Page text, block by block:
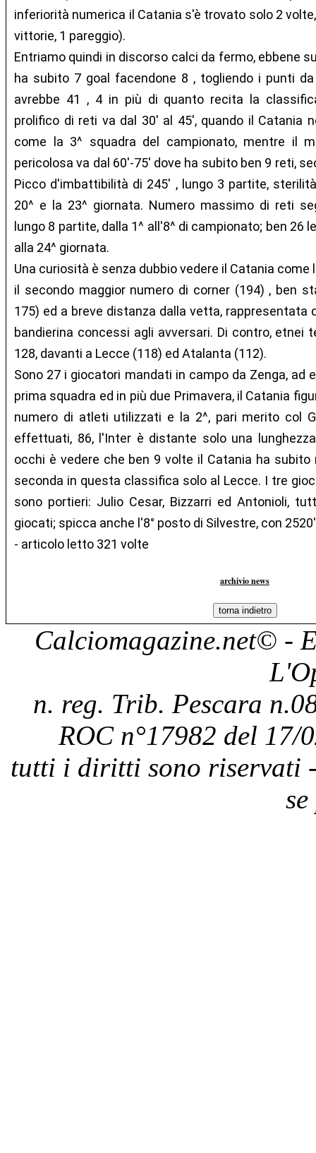
inferiorità numerica il Catania s'è trovato solo 2
vittorie, 1 pareggio).
Entriamo quindi in discorso calci da fermo, ebbene
ha subito 7 goal facendone 8 , togliendo i punti
avrebbe 41 , 4 in più di quanto recita la
prolifico di reti va dal 30' al 45', quando il Catania
come la 3^ squadra del campionato, mentre il
pericolosa va dal 60'-75' dove ha subito ben 9 reti,
Picco d'imbattibilità di 245' , lungo 3 partite,
20^ e la 23^ giornata. Numero massimo di reti
lungo 8 partite, dalla 1^ all'8^ di campionato; ben 26
alla 24^ giornata.
Una curiosità è senza dubbio vedere il Catania
il secondo maggior numero di corner (194) , ben
175) ed a breve distanza dalla vetta, rappresentata
bandierina concessi agli avversari. Di contro, etnei
128, davanti a Lecce (118) ed Atalanta (112).
Sono 27 i giocatori mandati in campo da Zenga, ad
prima squadra ed in più due Primavera, il Catania
numero di atleti utilizzati e la 2^, pari merito col
effettuati, 86, l'Inter è distante solo una
occhi è vedere che ben 9 volte il Catania ha
seconda in questa classifica solo al Lecce. I tre
sono portieri: Julio Cesar, Bizzarri ed Antonioli,
giocati; spicca anche l'8° posto di Silvestre, con
- articolo letto 321 volte
archivio news
Calciomagazine.net© -
n. reg. Trib. Pescara
ROC n°17982 del 17/
tutti i diritti sono riservati